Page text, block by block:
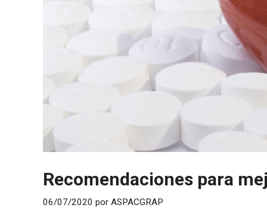
Recomendaciones para
06/07/2020 por ASPACGRAP